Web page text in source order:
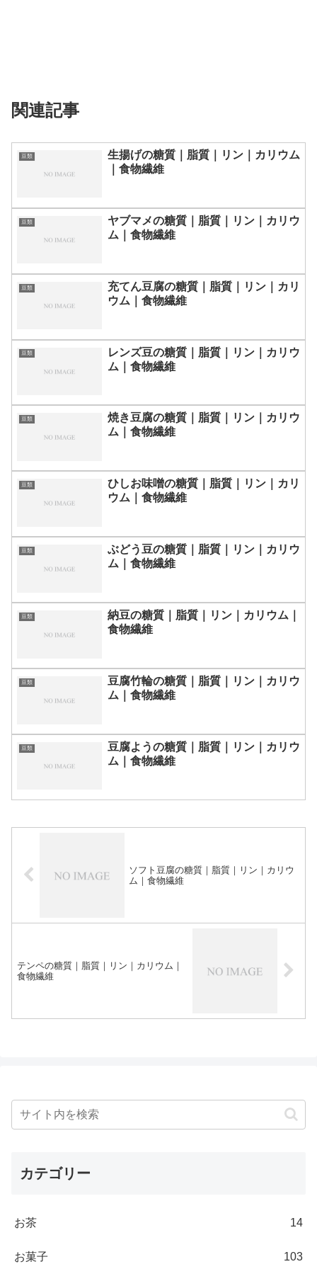
関連記事
豆類
生揚げの糖質｜脂質｜リン｜カリウム
｜食物繊維
豆類
ヤブマメの糖質｜脂質｜リン｜カリウ
ム｜食物繊維
豆類
充てん豆腐の糖質｜脂質｜リン｜カリ
ウム｜食物繊維
豆類
レンズ豆の糖質｜脂質｜リン｜カリウ
ム｜食物繊維
豆類
焼き豆腐の糖質｜脂質｜リン｜カリウ
ム｜食物繊維
豆類
ひしお味噌の糖質｜脂質｜リン｜カリ
ウム｜食物繊維
豆類
ぶどう豆の糖質｜脂質｜リン｜カリウ
ム｜食物繊維
豆類
納豆の糖質｜脂質｜リン｜カリウム｜
食物繊維
豆類
豆腐竹輪の糖質｜脂質｜リン｜カリウ
ム｜食物繊維
豆類
豆腐ようの糖質｜脂質｜リン｜カリウ
ム｜食物繊維
ソフト豆腐の糖質｜脂質｜リン｜カリウ
ム｜食物繊維
テンペの糖質｜脂質｜リン｜カリウム｜
食物繊維
カテゴリー
お茶 14
お菓子 103